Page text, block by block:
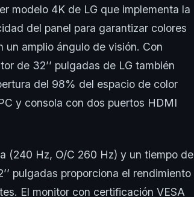
modelo 4K de LG que implementa la
del panel para garantizar colores
amplio ángulo de visión. Con
de 32’’ pulgadas de LG también
del 98% del espacio de color
y consola con dos puertos HDMI
(240 Hz, O/C 260 Hz) y un tiempo de
pulgadas proporciona el rendimiento
El monitor con certificación VESA